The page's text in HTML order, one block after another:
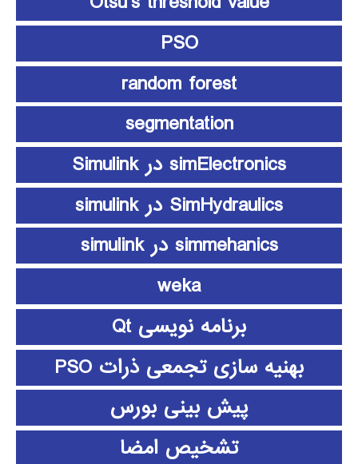
PSO
random forest
segmentation
simElectronics در Simulink
SimHydraulics در simulink
simmehanics در simulink
weka
برنامه نویسی Qt
بهنیه سازی تجمعی ذرات PSO
پیش بینی بورس
تشخیص امضا